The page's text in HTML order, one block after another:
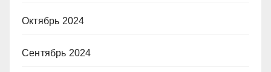
Октябрь 2024
Сентябрь 2024